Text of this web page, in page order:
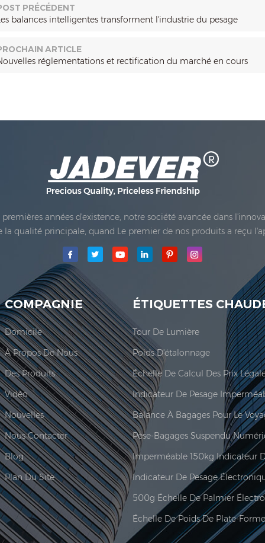
PRÉCÉDENT
balances intelligentes transforment l'industrie du pesage
ARTICLE
réglementations et rectification du marché en cours
années d'existence, notre société avancée dans
la qualité principale, quand Le premier de nos produits a reçu
Co., Ltd.a été établie; La principale zone de production de
COMPAGNIE
Domicile
À Propos De Nous
Des Produits
Vidéo
Nouvelles
Nous Contacter
Blog
Plan Du Site
ÉTIQUETTES
Tour De Lumière
Poids D'étalonnage
Balance À Bagages Pour Le
Pèse-Bagages Suspendu